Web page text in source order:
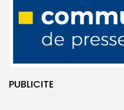
PUBLICITE